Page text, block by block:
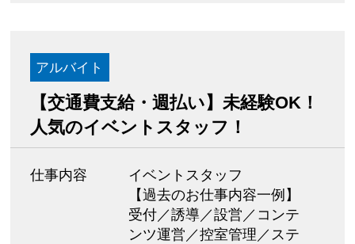
アルバイト
【交通費支給・週払い】未経験OK！
人気のイベントスタッフ！
仕事内容
イベントスタッフ
【過去のお仕事内容一例】
受付／誘導／設営／コンテ
ンツ運営／控室管理／ステ